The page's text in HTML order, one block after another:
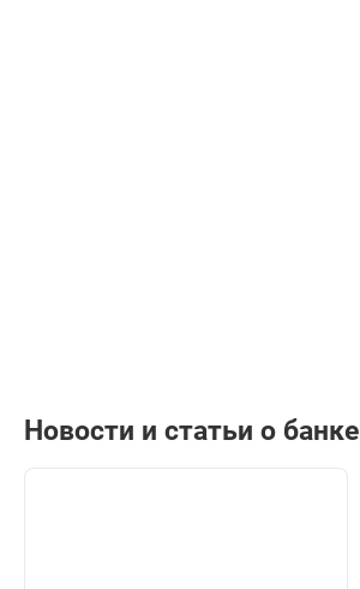
Новости и статьи о банке